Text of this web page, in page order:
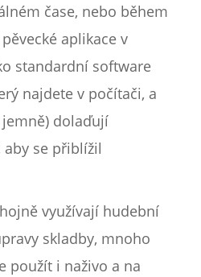
čase, nebo během
aplikace v
standardní software
najdete v počítači, a
dolaďují
aby se přiblížil
využívají hudební
skladby, mnoho
použít i naživo a na